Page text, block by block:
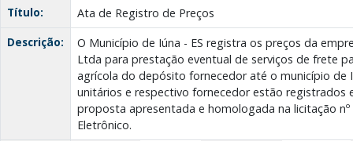
Título:
Ata de Registro de Preços
Descrição:
O Município de Iúna - ES registra os preços da
Ltda para prestação eventual de serviços de frete
agrícola do depósito fornecedor até o município de
unitários e respectivo fornecedor estão registrados
proposta apresentada e homologada na licitação
Eletrônico.